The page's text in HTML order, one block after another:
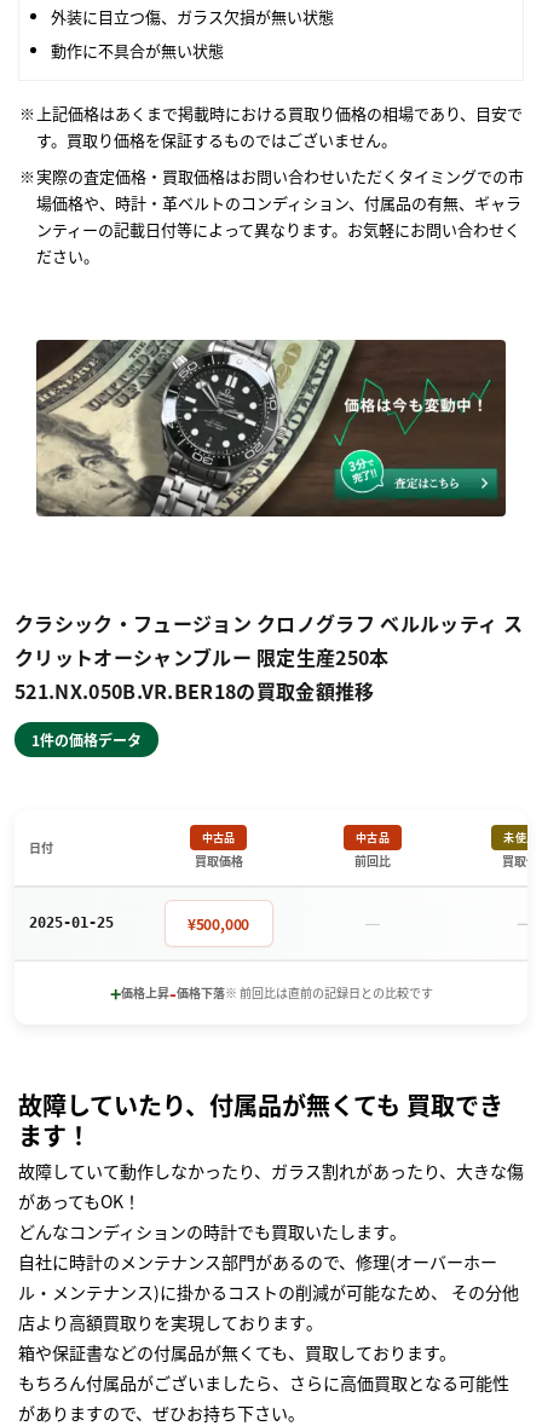
外装に目立つ傷、ガラス欠損が無い状態
動作に不具合が無い状態
上記価格はあくまで掲載時における買取り価格の相場であり、目安で
す。買取り価格を保証するものではございません。
実際の査定価格・買取価格はお問い合わせいただくタイミングでの市
場価格や、時計・革ベルトのコンディション、付属品の有無、ギャラ
ンティーの記載日付等によって異なります。お気軽にお問い合わせく
ださい。
クラシック・フュージョン クロノグラフ ベルルッティ ス
クリットオーシャンブルー 限定生産250本
521.NX.050B.VR.BER18の買取金額推移
1件の価格データ
日付
中古品
買取価格
中古品
前回比
未使用
買取価
2025-01-25 ¥500,000 － －
+価格上昇-価格下落※ 前回比は直前の記録日との比較です
故障していたり、付属品が無くても 買取でき
ます！
故障していて動作しなかったり、ガラス割れがあったり、大きな傷
があってもOK！
どんなコンディションの時計でも買取いたします｡
自社に時計のメンテナンス部門があるので、修理(オーバーホー
ル・メンテナンス)に掛かるコストの削減が可能なため、 その分他
店より高額買取りを実現しております｡
箱や保証書などの付属品が無くても、買取しております。
もちろん付属品がございましたら、さらに高価買取となる可能性
がありますので、ぜひお持ち下さい｡